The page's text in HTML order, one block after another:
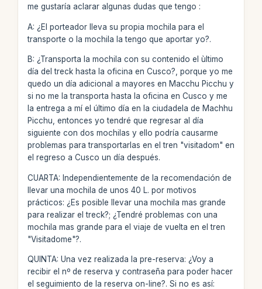
me gustaría aclarar algunas dudas que tengo :
A: ¿El porteador lleva su propia mochila para el
transporte o la mochila la tengo que aportar yo?.
B: ¿Transporta la mochila con su contenido el ùltimo
día del treck hasta la oficina en Cusco?, porque yo me
quedo un día adicional a mayores en Macchu Picchu y
si no me la transporta hasta la oficina en Cusco y me
la entrega a mí el último día en la ciudadela de Machhu
Picchu, entonces yo tendré que regresar al día
siguiente con dos mochilas y ello podría causarme
problemas para transportarlas en el tren "visitadom" en
el regreso a Cusco un día después.
CUARTA: Independientemente de la recomendación de
llevar una mochila de unos 40 L. por motivos
prácticos: ¿Es posible llevar una mochila mas grande
para realizar el treck?; ¿Tendré problemas con una
mochila mas grande para el viaje de vuelta en el tren
"Visitadome"?.
QUINTA: Una vez realizada la pre-reserva: ¿Voy a
recibir el nº de reserva y contraseña para poder hacer
el seguimiento de la reserva on-line?. Si no es así: